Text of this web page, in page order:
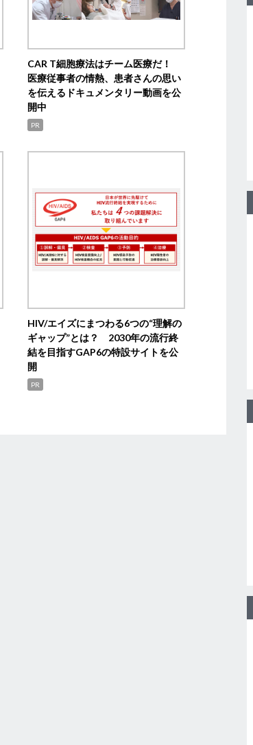
CAR T細胞療法はチーム医療だ！
医療従事者の情熱、患者さんの思い
を伝えるドキュメンタリー動画を公
開中
PR
HIV/エイズにまつわる6つの“理解の
ギャップ”とは？ 2030年の流行終
結を目指すGAP6の特設サイトを公
開
PR